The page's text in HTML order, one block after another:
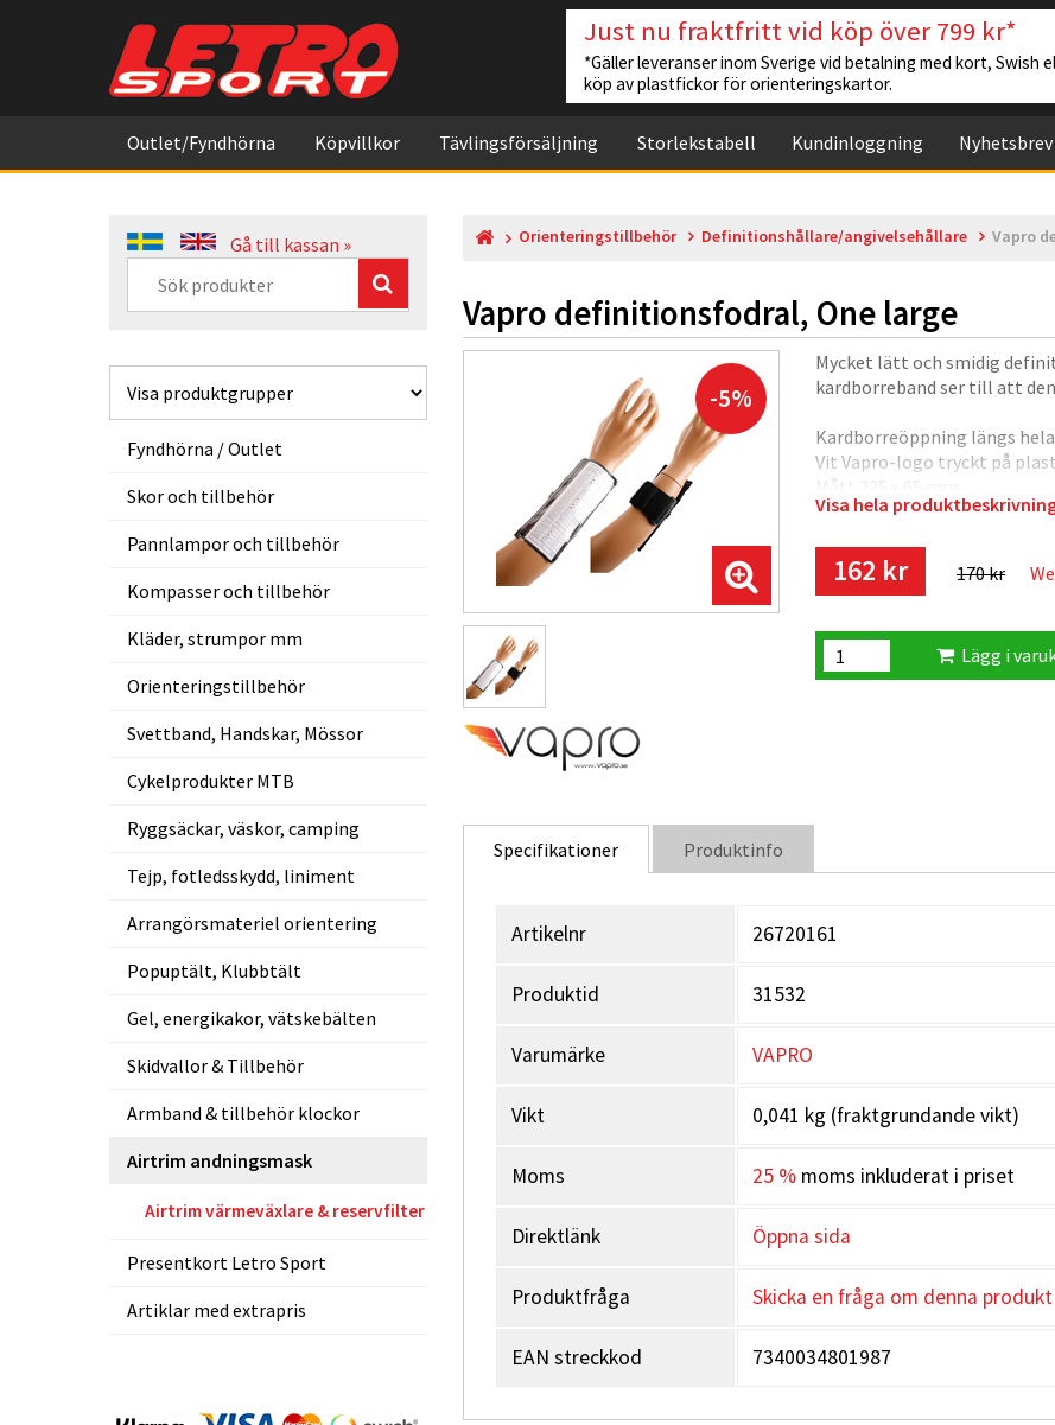
Just nu fraktfritt vid köp över 799 kr*
*Gäller leveranser inom Sverige vid betalning med kort, Swish
köp av plastfickor för orienteringskartor.
Outlet/Fyndhörna Köpvillkor Tävlingsförsäljning Storlekstabell Kundinloggning Nyhetsbrev
Gå till kassan »
Fyndhörna / Outlet
Skor och tillbehör
Pannlampor och tillbehör
Kompasser och tillbehör
Kläder, strumpor mm
Orienteringstillbehör
Svettband, Handskar, Mössor
Cykelprodukter MTB
Ryggsäckar, väskor, camping
Tejp, fotledsskydd, liniment
Arrangörsmateriel orientering
Popuptält, Klubbtält
Gel, energikakor, vätskebälten
Skidvallor & Tillbehör
Armband & tillbehör klockor
Airtrim andningsmask
Airtrim värmeväxlare & reservfilter
Presentkort Letro Sport
Artiklar med extrapris
Orienteringstillbehör Definitionshållare/angivelsehållare Vapro
Vapro definitionsfodral, One large
-5%
Mycket lätt och smidig
kardborreband ser till att
Kardborreöppning längs
Vit Vapro-logo tryckt på
Mått 225 x 65 mm
Visa hela
162 kr 170 kr
Lägg i
Specifikationer Produktinfo
Artikelnr 26720161
Produktid 31532
Varumärke VAPRO
Vikt 0,041 kg (fraktgrundande vikt)
Moms 25 %moms inkluderat i priset
Direktlänk Öppna sida
Produktfråga Skicka en fråga om denna produkt
EAN streckkod 7340034801987